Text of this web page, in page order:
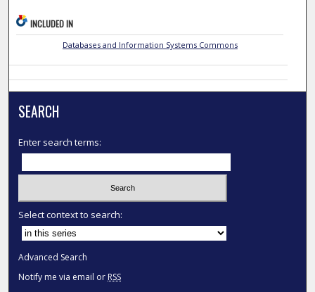
INCLUDED IN
Databases and Information Systems Commons
SEARCH
Enter search terms:
Select context to search:
Advanced Search
Notify me via email or RSS